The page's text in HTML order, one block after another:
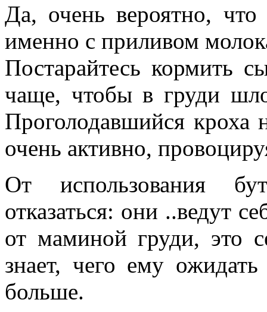
Да, очень вероятно, что
именно с приливом
Постарайтесь кормить
чаще, чтобы в груди
Проголодавшийся кроха
очень активно,
От использования
отказаться: они ..ведут
от маминой груди, это
знает, чего ему
больше.